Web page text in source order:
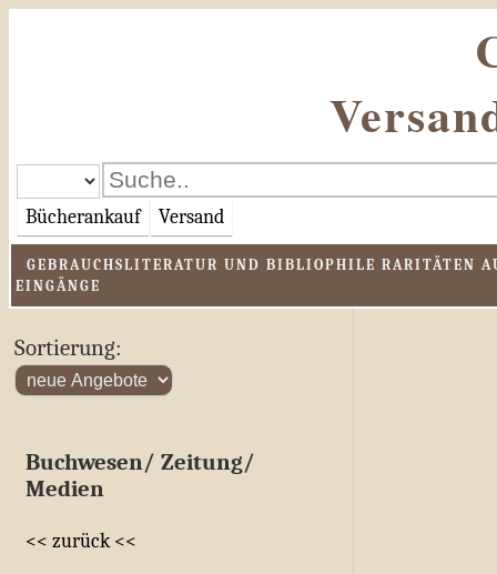
Bücherankauf Versand
GEBRAUCHSLITERATUR UND BIBLIOPHILE RARITÄTEN
EINGÄNGE
Sortierung:
Buchwesen/ Zeitung/
Medien
<< zurück <<